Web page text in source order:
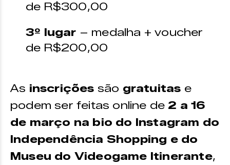
de R$300,00
3º lugar – medalha + voucher
de R$200,00
As inscrições são gratuitas e
podem ser feitas online de 2 a 16
de março na bio do Instagram do
Independência Shopping e do
Museu do Videogame Itinerante,